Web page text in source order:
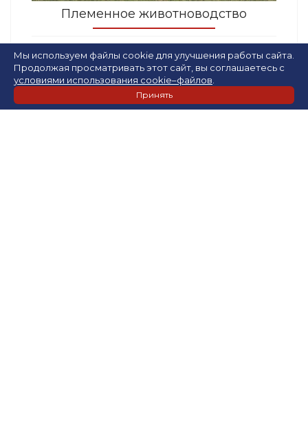
Племенное животноводство
Мы используем файлы cookie для улучшения работы сайта.
Продолжая просматривать этот сайт, вы соглашаетесь с
условиями использования cookie–файлов
Принять